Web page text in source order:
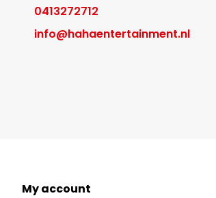
0413272712
info@hahaentertainment.nl
My account